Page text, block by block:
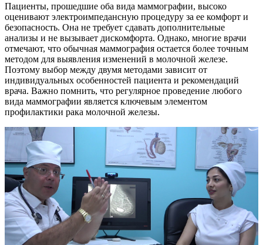
Пациенты, прошедшие оба вида маммографии, высоко
оценивают электроимпедансную процедуру за ее комфорт и
безопасность. Она не требует сдавать дополнительные
анализы и не вызывает дискомфорта. Однако, многие врачи
отмечают, что обычная маммография остается более точным
методом для выявления изменений в молочной железе.
Поэтому выбор между двумя методами зависит от
индивидуальных особенностей пациента и рекомендаций
врача. Важно помнить, что регулярное проведение любого
вида маммографии является ключевым элементом
профилактики рака молочной железы.